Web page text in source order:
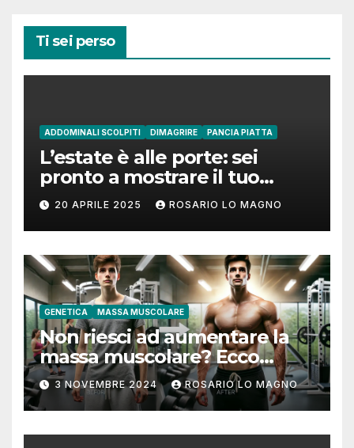
Ti sei perso
ADDOMINALI SCOLPITI DIMAGRIRE PANCIA PIATTA
L’estate è alle porte: sei
pronto a mostrare il tuo
addome piatto?
20 APRILE 2025 ROSARIO LO MAGNO
GENETICA MASSA MUSCOLARE
Non riesci ad aumentare la
massa muscolare? Ecco
come fare!
3 NOVEMBRE 2024 ROSARIO LO MAGNO